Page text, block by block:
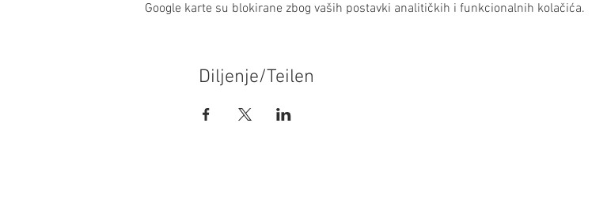
Google karte su blokirane zbog vaših postavki analitičkih i funkcionalnih kolačića.
Diljenje/Teilen